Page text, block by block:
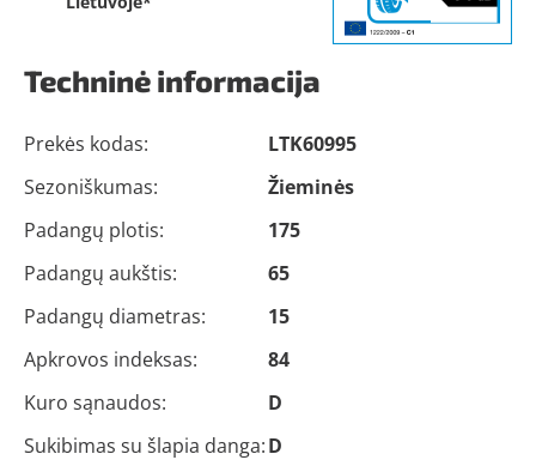
Techninė informacija
Prekės kodas:
LTK60995
Sezoniškumas:
Žieminės
Padangų plotis:
175
Padangų aukštis:
65
Padangų diametras:
15
Apkrovos indeksas:
84
Kuro sąnaudos:
D
Sukibimas su šlapia danga:D